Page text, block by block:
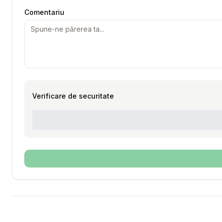
Comentariu
Verificare de securitate